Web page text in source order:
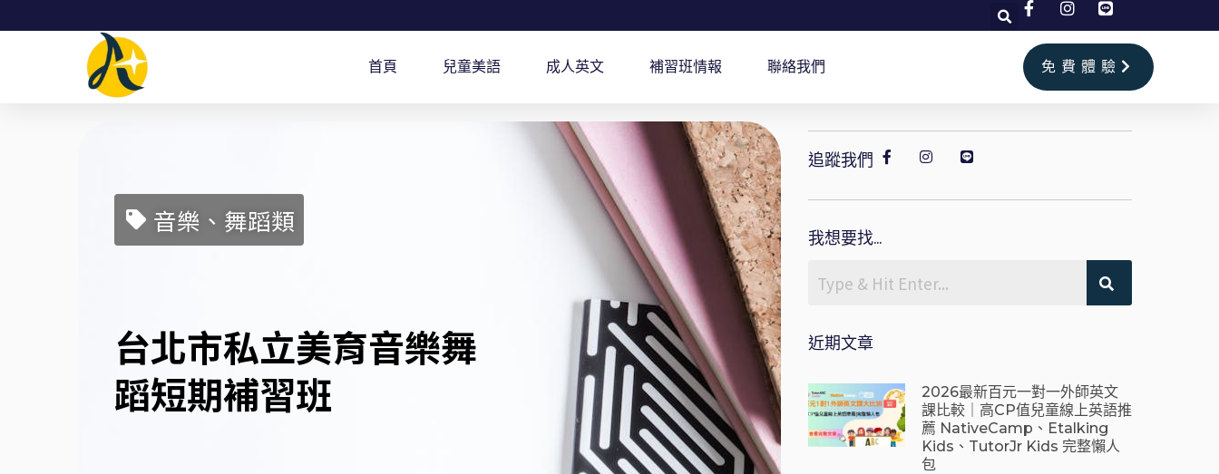
首頁 兒童美語 成人英文 補習班情報 聯絡我們 免費體驗
音樂、舞蹈類
台北市私立美育音樂舞
蹈短期補習班
追蹤我們
我想要找...
近期文章
2026最新百元一對一外師英文
課比較｜高CP值兒童線上英語推
薦 NativeCamp、Etalking
Kids、tutorJr Kids 完整懶人
包